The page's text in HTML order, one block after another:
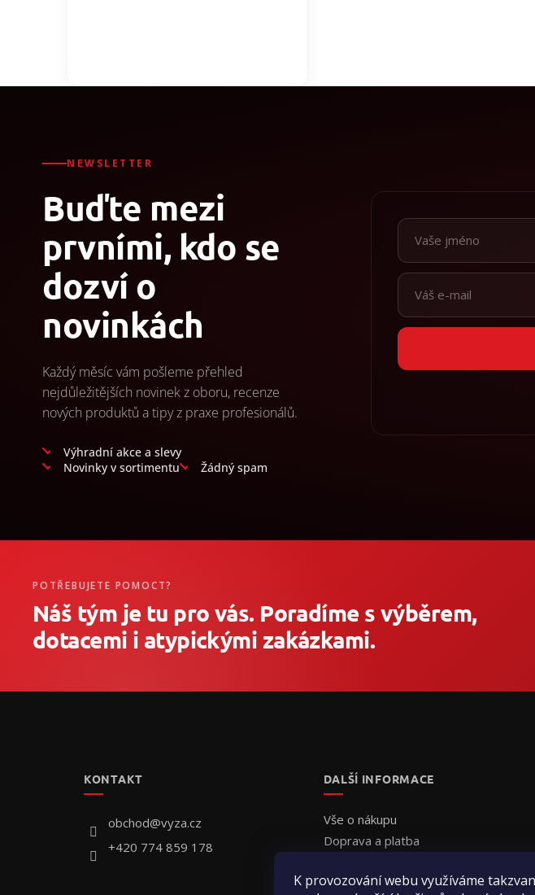
K provozování webu využíváme
NEWSLETTER
Buďte mezi
prvními, kdo se
dozví o
novinkách
Každý měsíc vám pošleme přehled
nejdůležitějších novinek z oboru, recenze
nových produktů a tipy z praxe profesionálů.
Výhradní akce a slevy
Novinky v sortimentu
Žádný spam
POTŘEBUJETE POMOCT?
Náš tým je tu pro vás. Poradíme s výběrem,
dotacemi i atypickými zakázkami.
KONTAKT
obchod@vyza.cz
+420 774 859 178
DALŠÍ INFORMACE
Vše o nákupu
Doprava a platba
Jak objednat